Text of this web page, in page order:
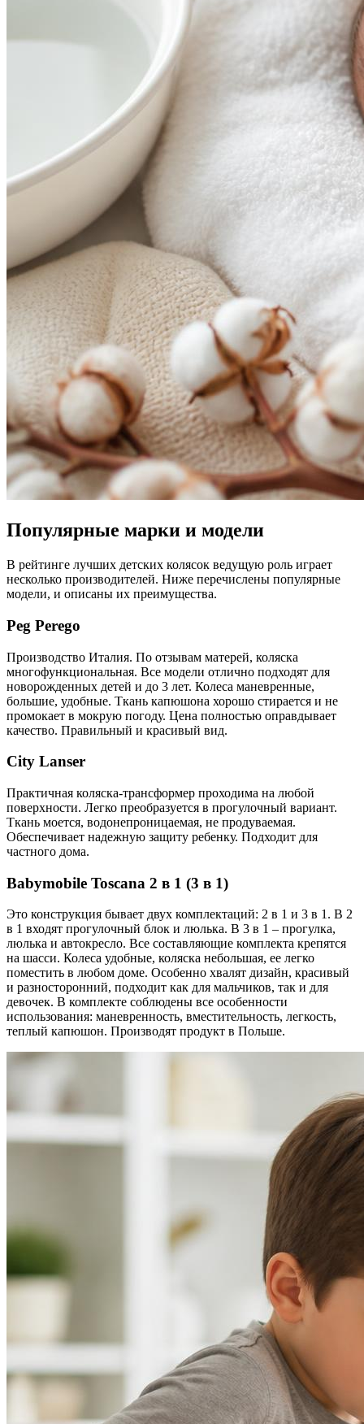
Популярные марки и модели
В рейтинге лучших детских колясок ведущую роль играет
несколько производителей. Ниже перечислены популярные
модели, и описаны их преимущества.
Peg Perego
Производство Италия. По отзывам матерей, коляска
многофункциональная. Все модели отлично подходят для
новорожденных детей и до 3 лет. Колеса маневренные,
большие, удобные. Ткань капюшона хорошо стирается и не
промокает в мокрую погоду. Цена полностью оправдывает
качество. Правильный и красивый вид.
City Lanser
Практичная коляска-трансформер проходима на любой
поверхности. Легко преобразуется в прогулочный вариант.
Ткань моется, водонепроницаемая, не продуваемая.
Обеспечивает надежную защиту ребенку. Подходит для
частного дома.
Babymobile Toscana 2 в 1 (3 в 1)
Это конструкция бывает двух комплектаций: 2 в 1 и 3 в 1. В 2
в 1 входят прогулочный блок и люлька. В 3 в 1 – прогулка,
люлька и автокресло. Все составляющие комплекта крепятся
на шасси. Колеса удобные, коляска небольшая, ее легко
поместить в любом доме. Особенно хвалят дизайн, красивый
и разносторонний, подходит как для мальчиков, так и для
девочек. В комплекте соблюдены все особенности
использования: маневренность, вместительность, легкость,
теплый капюшон. Производят продукт в Польше.